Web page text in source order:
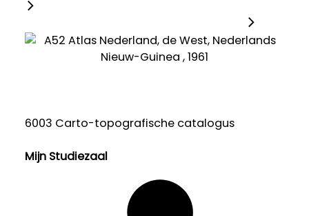
6003 Carto-topografische catalogus
Mijn Studiezaal